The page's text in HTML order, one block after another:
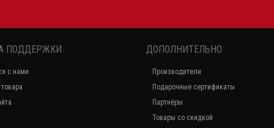
ПОДДЕРЖКИ
с нами
ДОПОЛНИТЕЛЬНО
Производители
Подарочные сертификаты
Партнёры
Товары со скидкой